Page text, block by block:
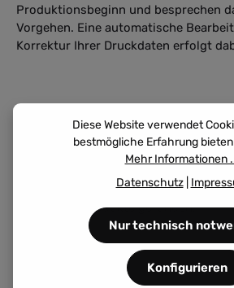
Produktionsbeginn und besprechen
Vorgehen. Eine automatische
Korrektur Ihrer Druckdaten erfolgt
Produkte
Keine Produkte gefunden.
Diese Website verwendet
bestmögliche Erfahrung
Mehr Informationen
Datenschutz|
Nur technisch
Konfigurieren